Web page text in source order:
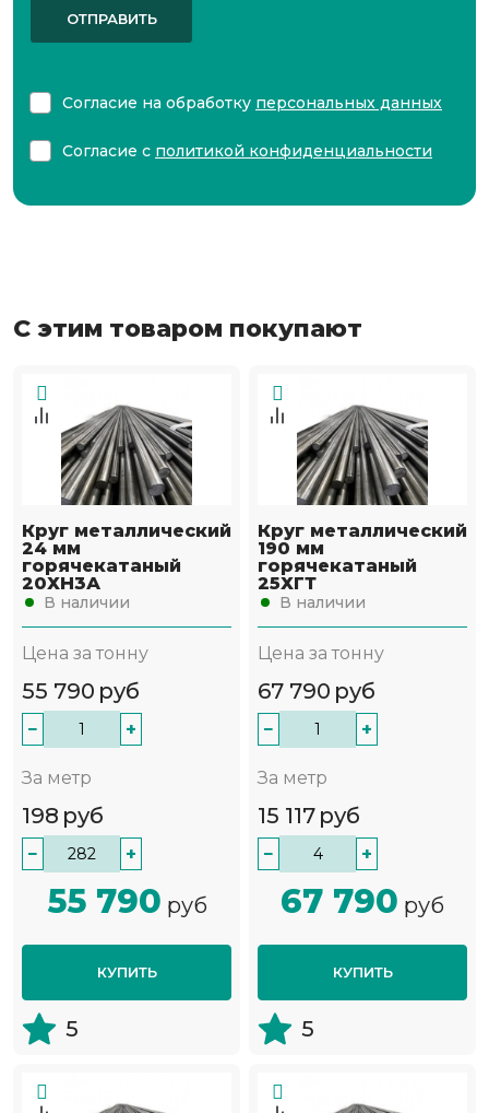
ОТПРАВИТЬ
Согласие на обработку персональных данных
Согласие с политикой конфиденциальности
С этим товаром покупают
Круг металлический
24 мм
горячекатаный
20ХН3А
В наличии
Цена за тонну
55 790 руб
− +
За метр
198 руб
− +
55 790 руб
КУПИТЬ
5
Круг металлический
190 мм
горячекатаный
25ХГТ
В наличии
Цена за тонну
67 790 руб
− +
За метр
15 117 руб
− +
67 790 руб
КУПИТЬ
5